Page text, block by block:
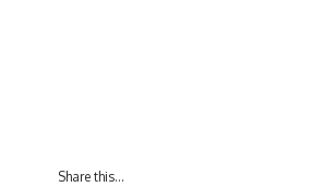
Share this…